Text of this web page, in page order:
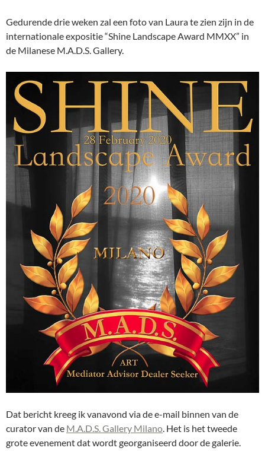
Gedurende drie weken zal een foto van Laura te zien zijn in de
internationale expositie “Shine Landscape Award MMXX” in
de Milanese M.A.D.S. Gallery.
Dat bericht kreeg ik vanavond via de e-mail binnen van de
curator van de M.A.D.S. Gallery Milano. Het is het tweede
grote evenement dat wordt georganiseerd door de galerie.